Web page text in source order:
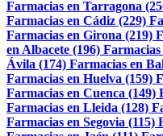
Farmacias en Tarragona
Farmacias en Cádiz (229)
Farmacias en Girona (219)
en Albacete (196)
Ávila (174) Farmacias en
Farmacias en Huelva (159)
Farmacias en Cuenca (149)
Farmacias en Lleida (128)
Farmacias en Segovia (115)